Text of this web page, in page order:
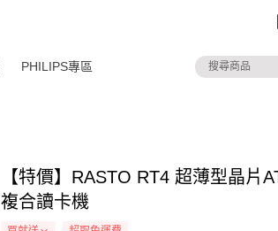
PHILIPS專區
【特價】RASTO RT4 超薄型晶片
複合讀卡機